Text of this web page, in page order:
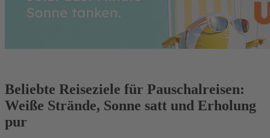
Beliebte Reiseziele für Pauschalreisen:
Weiße Strände, Sonne satt und Erholung
pur